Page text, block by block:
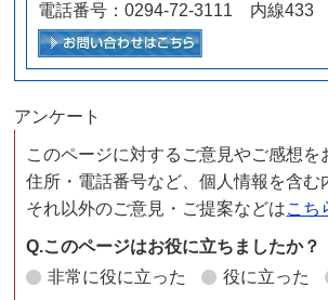
電話番号：0294-72-3111 内線433
アンケート
このページに対するご意見やご感想
住所・電話番号など、個人情報を含む
それ以外のご意見・ご提案などはこち
Q.このページはお役に立ちましたか？
非常に役に立った
役に立った